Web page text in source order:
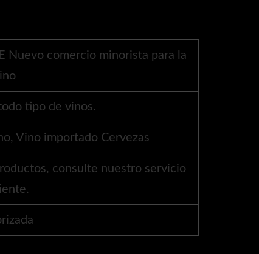
Nuevo comercio minorista para la
tipo de vinos.
Vino importado Cervezas
consulte nuestro servicio